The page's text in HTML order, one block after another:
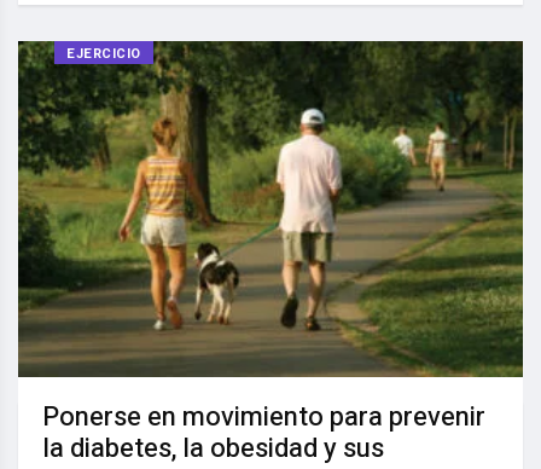
EJERCICIO
Ponerse en movimiento para prevenir
la diabetes, la obesidad y sus